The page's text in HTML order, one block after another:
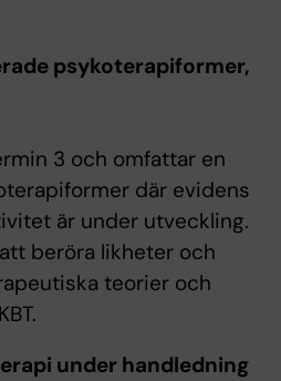
psykoterapiformer,
3 och omfattar en
där evidens
är under utveckling.
beröra likheter och
teorier och
under handledning